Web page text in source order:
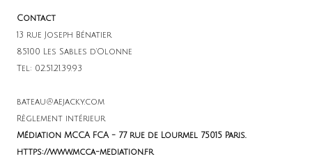
Contact
13 rue Joseph Bénatier
85100 Les Sables d'Olonne
Tel: 02.51.21.39.93
bateau@aejacky.com
Règlement intérieur
Médiation MCCA FCA - 77 rue de Lourmel 75015 Paris.
https://www.mcca-mediation.fr